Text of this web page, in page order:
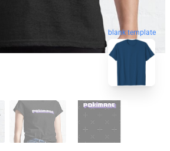
blank template